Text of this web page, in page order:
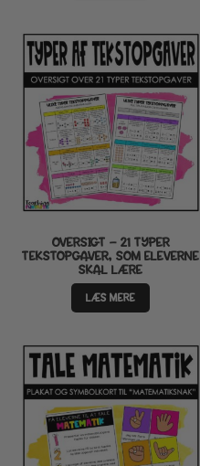
OVERSIGT – 21 TYPER
TEKSTOPGAVER, SOM ELEVERNE
SKAL LÆRE
LÆS MERE